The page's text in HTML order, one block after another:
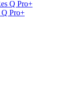
Pro+